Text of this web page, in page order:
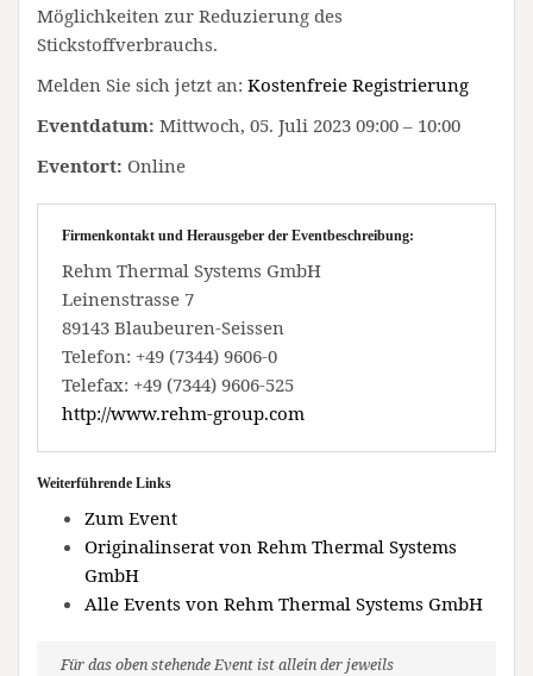
Möglichkeiten zur Reduzierung des
Stickstoffverbrauchs.
Melden Sie sich jetzt an: Kostenfreie Registrierung
Eventdatum: Mittwoch, 05. Juli 2023 09:00 – 10:00
Eventort: Online
Firmenkontakt und Herausgeber der Eventbeschreibung:
Rehm Thermal Systems GmbH
Leinenstrasse 7
89143 Blaubeuren-Seissen
Telefon: +49 (7344) 9606-0
Telefax: +49 (7344) 9606-525
http://www.rehm-group.com
Weiterführende Links
Zum Event
Originalinserat von Rehm Thermal Systems
GmbH
Alle Events von Rehm Thermal Systems GmbH
Für das oben stehende Event ist allein der jeweils